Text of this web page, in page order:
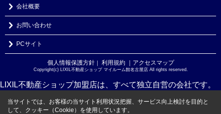
会社概要
お問い合わせ
PCサイト
個人情報保護方針｜ 利用規約 ｜アクセスマップ
Copyright(c) LIXIL不動産ショップ マイルーム館名古屋店 All rights reserved.
LIXIL不動産ショップ加盟店は、すべて独立自営の会社です。
当サイトでは、お客様の当サイト利用状況把握、サービス向上検討を目的と
して、クッキー（Cookie）を使用しています。